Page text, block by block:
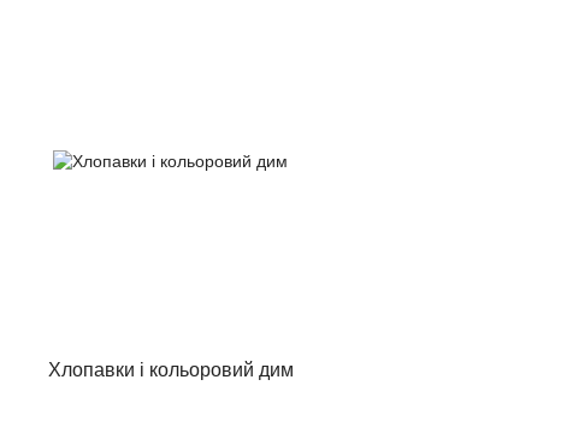
Хлопавки і кольоровий дим